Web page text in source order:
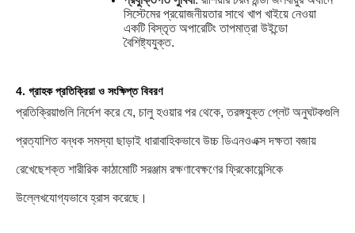
সিস্টেমের প্রয়োজনীয়তার সাথে খাপ খাইয়ে নেওয়া
একটি বিস্তৃত অপারেটিং তাপমাত্রা উইন্ডো
বৈশিষ্ট্যযুক্ত.
4. গ্রাহক প্রতিক্রিয়া ও সংক্ষিপ্ত বিবরণ
প্রতিক্রিয়াগুলি নির্দেশ করে যে, চালু হওয়ার পর থেকে, তরঙ্গযুক্ত প্লেট অনুঘটকগুলি
প্রত্যাশিত বন্ধক সমস্যা ছাড়াই ধারাবাহিকভাবে উচ্চ ডিএনওএক্স দক্ষতা বজায়
রেখেছেশক্ত শারীরিক কাঠামোটি সরঞ্জাম রক্ষণাবেক্ষণের ফ্রিকোয়েন্সিকে
উল্লেখযোগ্যভাবে হ্রাস করেছে।